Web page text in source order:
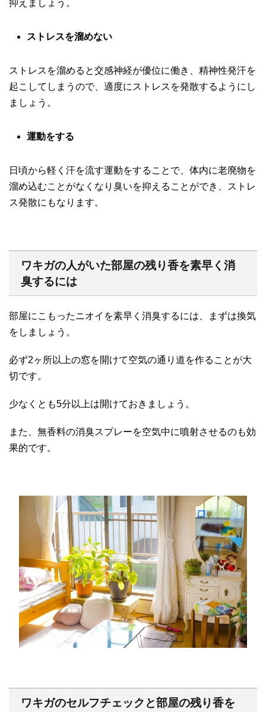
抑えましょう。
ストレスを溜めない
ストレスを溜めると交感神経が優位に働き、精神性発汗を
起こしてしまうので、適度にストレスを発散するようにし
ましょう。
運動をする
日頃から軽く汗を流す運動をすることで、体内に老廃物を
溜め込むことがなくなり臭いを抑えることができ、ストレ
ス発散にもなります。
ワキガの人がいた部屋の残り香を素早く消
臭するには
部屋にこもったニオイを素早く消臭するには、まずは換気
をしましょう。
必ず2ヶ所以上の窓を開けて空気の通り道を作ることが大
切です。
少なくとも5分以上は開けておきましょう。
また、無香料の消臭スプレーを空気中に噴射させるのも効
果的です。
ワキガのセルフチェックと部屋の残り香を